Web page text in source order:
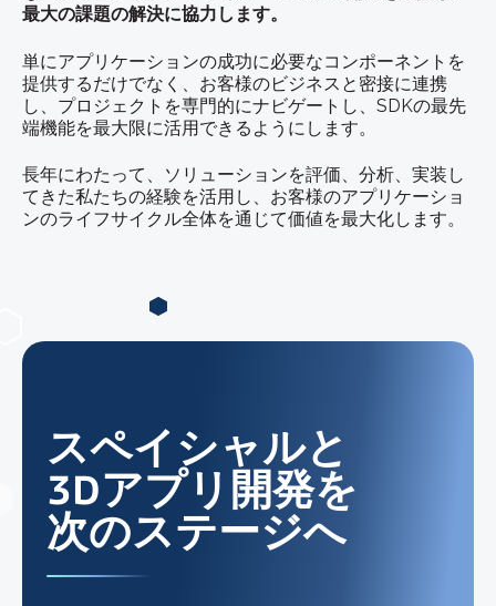
最大の課題の解決に協力します。
単にアプリケーションの成功に必要なコンポーネントを
提供するだけでなく、お客様のビジネスと密接に連携
し、プロジェクトを専門的にナビゲートし、SDKの最先
端機能を最大限に活用できるようにします。
長年にわたって、ソリューションを評価、分析、実装し
てきた私たちの経験を活用し、お客様のアプリケーショ
ンのライフサイクル全体を通じて価値を最大化します。
スペイシャルと
3Dアプリ開発を
次のステージへ